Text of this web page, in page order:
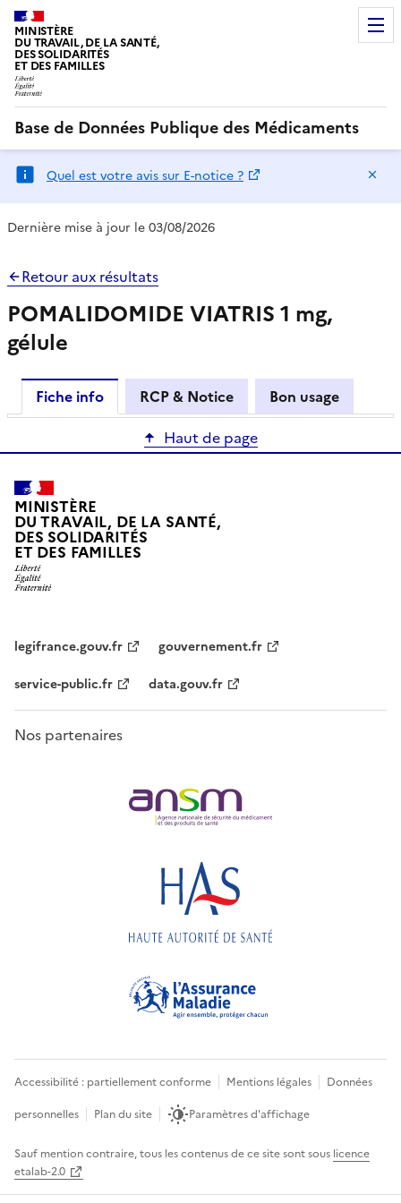
MINISTÈRE
DU TRAVAIL, DE LA SANTÉ,
DES SOLIDARITÉS
ET DES FAMILLES
Base de Données Publique des Médicaments
Quel est votre avis sur E-notice ?
Dernière mise à jour le 03/08/2026
Retour aux résultats
POMALIDOMIDE VIATRIS 1 mg,
gélule
Fiche info RCP & Notice
Bon usage
Haut de page
MINISTÈRE
DU TRAVAIL, DE LA SANTÉ,
DES SOLIDARITÉS
ET DES FAMILLES
legifrance.gouv.fr
gouvernement.fr
service-public.fr
data.gouv.fr
Nos partenaires
Accessibilité : partiellement conforme Mentions légales
Données
personnelles
Plan du site Paramètres d'affichage
Sauf mention contraire, tous les contenus de ce site sont sous licence
etalab-2.0